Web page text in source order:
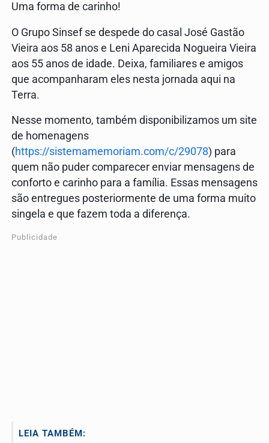
Uma forma de carinho!
O Grupo Sinsef se despede do casal José Gastão
Vieira aos 58 anos e Leni Aparecida Nogueira Vieira
aos 55 anos de idade. Deixa, familiares e amigos
que acompanharam eles nesta jornada aqui na
Terra.
Nesse momento, também disponibilizamos um site
de homenagens
(https://sistemamemoriam.com/c/29078) para
quem não puder comparecer enviar mensagens de
conforto e carinho para a família. Essas mensagens
são entregues posteriormente de uma forma muito
singela e que fazem toda a diferença.
Publicidade
LEIA TAMBÉM: